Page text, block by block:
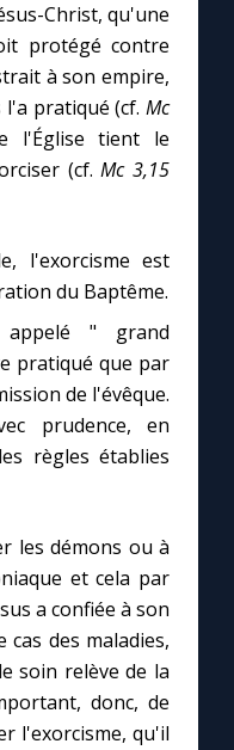
Christ, qu'une
protégé contre
à son empire,
l'a pratiqué (cf.Mc
l'Église tient le
(cf.Mc 3,15
l'exorcisme est
du Baptême.
appelé " grand
pratiqué que par
de l'évêque.
prudence, en
règles établies
les démons ou à
et cela par
a confiée à son
des maladies,
soin relève de la
donc, de
l'exorcisme, qu'il